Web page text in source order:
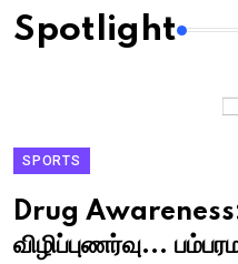
Spotlight
SPORTS
Drug Awareness:
விழிப்புணர்வு...